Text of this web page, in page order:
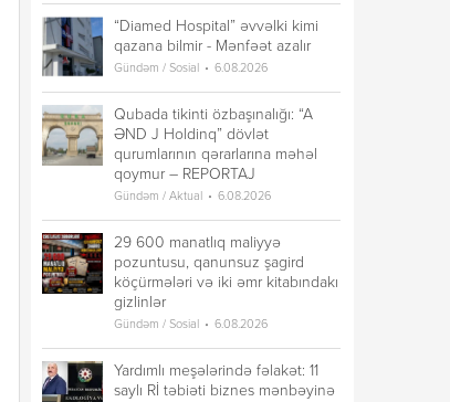
“Diamed Hospital” əvvəlki kimi
qazana bilmir - Mənfəət azalır
Gündəm / Sosial 6.08.2026
Qubada tikinti özbaşınalığı: “A
ƏND J Holdinq” dövlət
qurumlarının qərarlarına məhəl
qoymur – REPORTAJ
Gündəm / Aktual 6.08.2026
29 600 manatlıq maliyyə
pozuntusu, qanunsuz şagird
köçürmələri və iki əmr kitabındakı
gizlinlər
Gündəm / Sosial 6.08.2026
Yardımlı meşələrində fəlakət: 11
saylı Rİ təbiəti biznes mənbəyinə